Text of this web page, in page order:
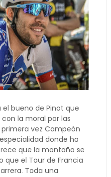
bueno de Pinot que
la moral por las
vez Campeón
donde ha
que la montaña se
el Tour de Francia
Toda una